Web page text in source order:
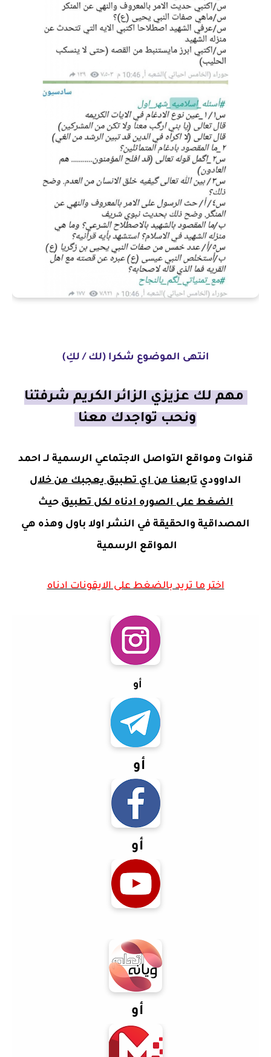
انتهى الموضوع شكرا (لك / لكِ)
مهم لك عزيزي الزائر الكريم شرفتنا
ونحب تواجدك معنا
قنوات ومواقع التواصل الاجتماعي الرسمية لــ احمد
الداوودي تابعنا من اي تطبيق يعجبك من خلال
الضغط على الصوره ادناه لكل تطبيقحيث
المصداقية والحقيقة في النشر اولا باول وهذه هي
المواقع الرسمية
اختر ما تريد بالضغط على الايقونات ادناه
أو
أو
أو
أو